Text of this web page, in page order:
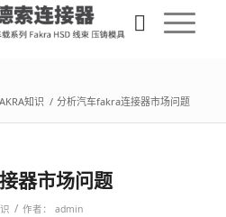
知识 / 分析汽车fakra连接器市场问题
器市场问题
/ 作者： admin